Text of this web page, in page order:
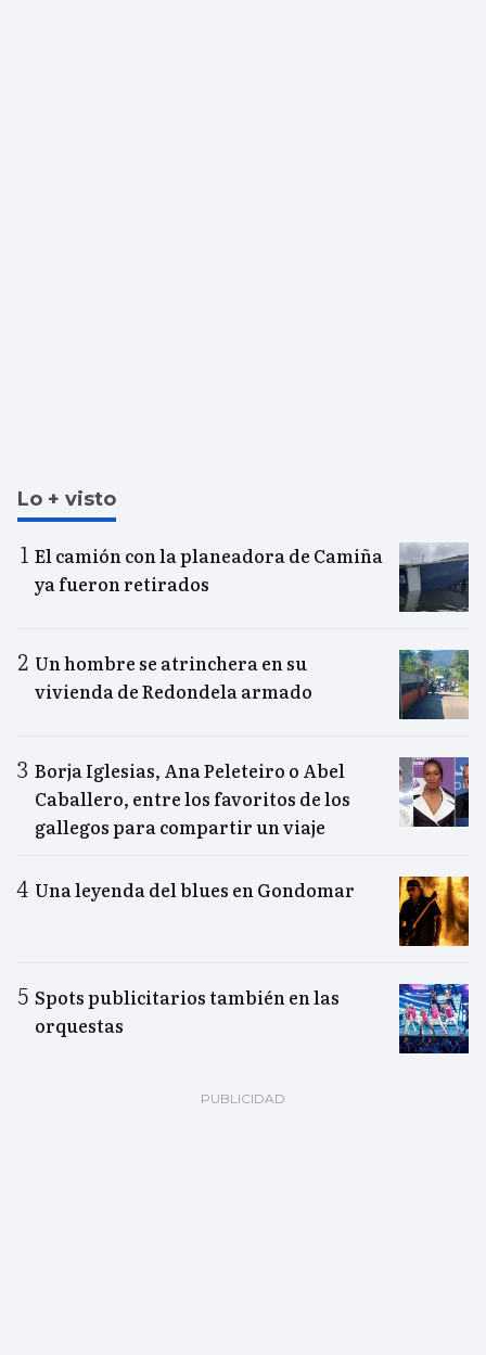
Lo + visto
El camión con la planeadora de Camiña
ya fueron retirados
Un hombre se atrinchera en su
vivienda de Redondela armado
Borja Iglesias, Ana Peleteiro o Abel
Caballero, entre los favoritos de los
gallegos para compartir un viaje
Una leyenda del blues en Gondomar
Spots publicitarios también en las
orquestas